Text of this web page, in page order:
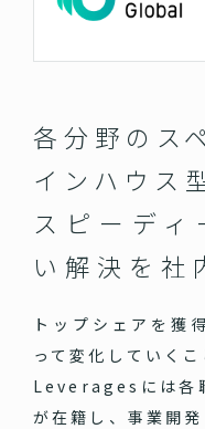
各分野のス
インハウス
スピーデ
い 解決を社
トップシェアを獲
って変化していくこ
Leveragesには各
が在籍し、事業開